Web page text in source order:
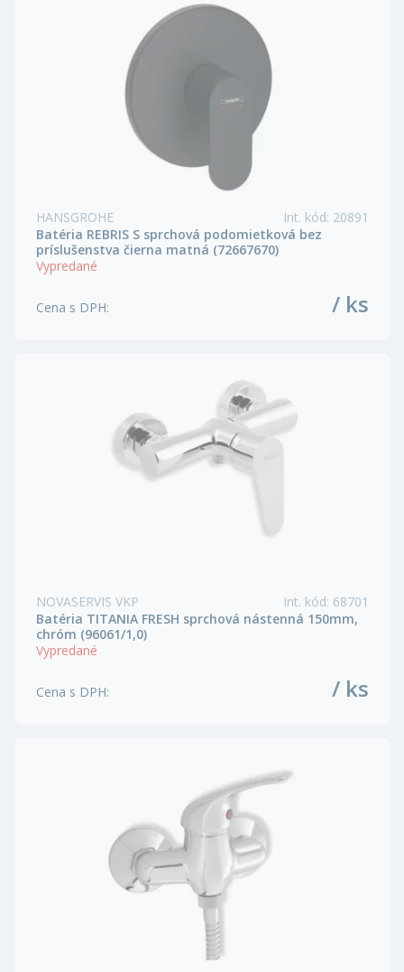
HANSGROHE Int. kód: 20891
Batéria REBRIS S sprchová podomietková bez
príslušenstva čierna matná (72667670)
Vypredané
Cena s DPH: / ks
NOVASERVIS VKP Int. kód: 68701
Batéria TITANIA FRESH sprchová nástenná 150mm,
chróm (96061/1,0)
Vypredané
Cena s DPH: / ks